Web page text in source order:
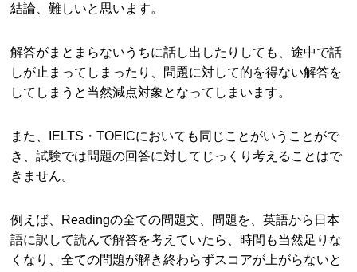
結論、難しいと思います。
解答がまとまらないうちに話し出したりしても、途中で話
しが止まってしまったり、問題に対して的を得ない解答を
してしまうと当然減点対象となってしまいます。
また、IELTS・TOEICにおいても同じことがいうことがで
き、試験では問題の回答に対してじっくり考えることはで
きません。
例えば、Readingの全ての問題文、問題を、英語から日本
語に訳して読んで解答を考えていたら、時間も当然足りな
くなり、全ての問題が解き終わらずスコアが上がらないと